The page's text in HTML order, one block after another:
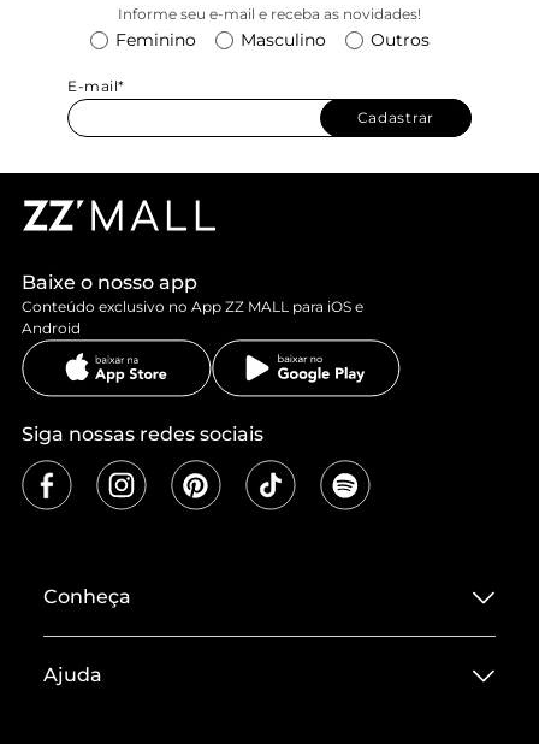
Informe seu e-mail e receba as novidades!
Feminino Masculino Outros
E-mail*
Cadastrar
Baixe o nosso app
Conteúdo exclusivo no App ZZ MALL para iOS e
Android
Siga nossas redes sociais
Conheça
Termos de Uso
Ajuda